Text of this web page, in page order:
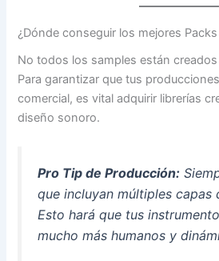
¿Dónde conseguir los mejores Packs
No todos los samples están
Para garantizar que tus
comercial, es vital adquirir librerías
diseño sonoro.
Pro Tip de Producción:
que incluyan múltiples capas
Esto hará que tus
mucho más humanos y